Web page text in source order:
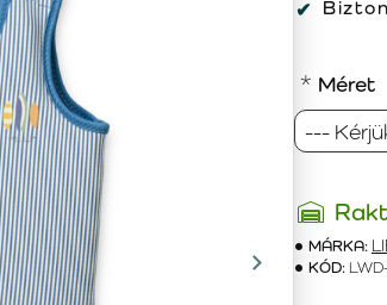
MÁRKA:
KÓD:
Méret